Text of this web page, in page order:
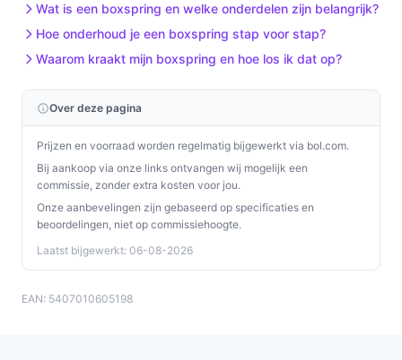
Wat is een boxspring en welke onderdelen zijn belangrijk?
Hoe onderhoud je een boxspring stap voor stap?
Waarom kraakt mijn boxspring en hoe los ik dat op?
Over deze pagina
Prijzen en voorraad worden regelmatig bijgewerkt via bol.com.
Bij aankoop via onze links ontvangen wij mogelijk een
commissie, zonder extra kosten voor jou.
Onze aanbevelingen zijn gebaseerd op specificaties en
beoordelingen, niet op commissiehoogte.
Laatst bijgewerkt: 06-08-2026
EAN: 5407010605198